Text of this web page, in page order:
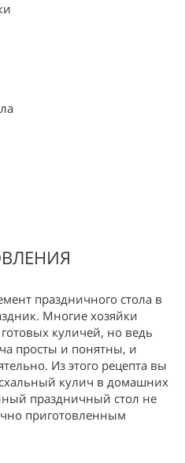
праздничного стола в
Многие хозяйки
куличей, но ведь
просты и понятны, и
Из этого рецепта вы
кулич в домашних
праздничный стол не
приготовленным